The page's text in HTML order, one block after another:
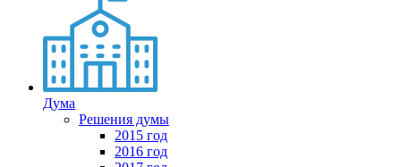
Дума
Решения думы
2015 год
2016 год